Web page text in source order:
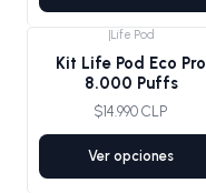
Life Pod
Kit Life Pod Eco Pro
8.000 Puffs
$14.990 CLP
Ver opciones